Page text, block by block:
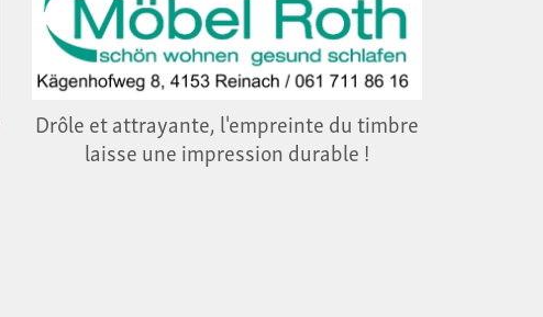
Drôle et attrayante, l'empreinte du timbre
laisse une impression durable !